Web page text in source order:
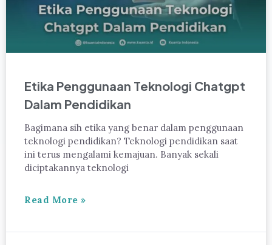
Etika Penggunaan Teknologi Chatgpt
Dalam Pendidikan
Bagimana sih etika yang benar dalam penggunaan
teknologi pendidikan? Teknologi pendidikan saat
ini terus mengalami kemajuan. Banyak sekali
diciptakannya teknologi
Read More »